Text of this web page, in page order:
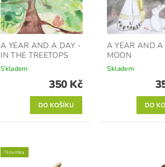
A YEAR AND A DAY -
IN THE TREETOPS
Skladem
350 Kč
A YEAR AND
MOON
Skladem
Novinka